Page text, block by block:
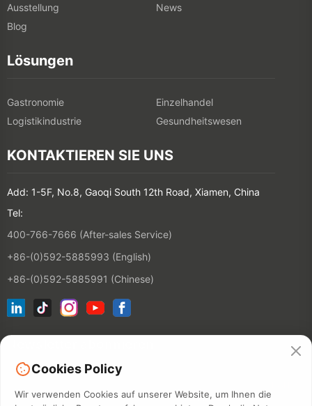
Ausstellung
News
Blog
Lösungen
Gastronomie
Einzelhandel
Logistikindustrie
Gesundheitswesen
KONTAKTIEREN SIE UNS
Add: 1-5F, No.8, Gaoqi South 12th Road, Xiamen, China
Tel:
400-766-7666 (After-sales Service)
+86-(0)592-5885993 (English)
+86-(0)592-5885991 (Chinese)
Cookies Policy
Wir verwenden Cookies auf unserer Website, um Ihnen die